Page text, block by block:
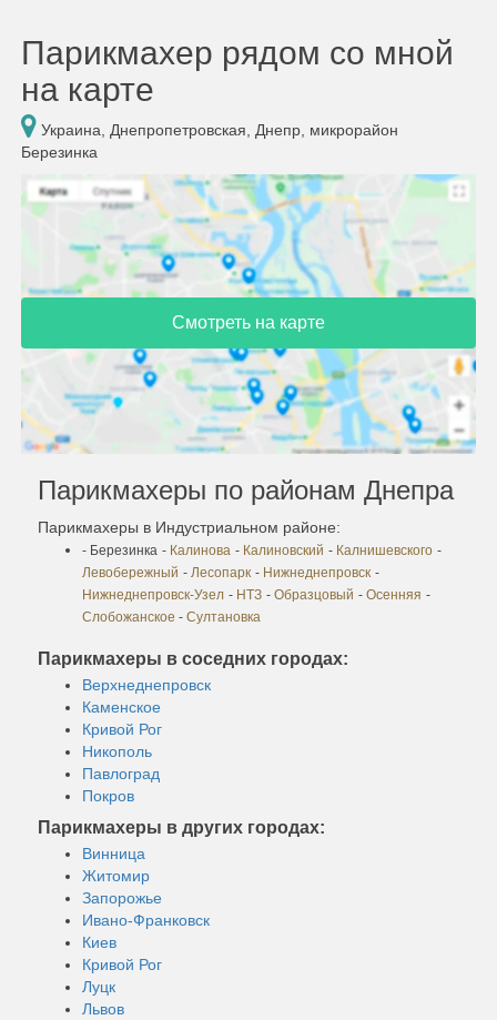
Парикмахер рядом со мной
на карте
Украина, Днепропетровская, Днепр, микрорайон
Березинка
Смотреть на карте
Парикмахеры по районам Днепра
Парикмахеры в Индустриальном районе:
- Березинка - Калинова - Калиновский - Калнишевского -
Левобережный - Лесопарк - Нижнеднепровск -
Нижнеднепровск-Узел - НТЗ - Образцовый - Осенняя -
Слобожанское - Султановка
Парикмахеры в соседних городах:
Верхнеднепровск
Каменское
Кривой Рог
Никополь
Павлоград
Покров
Парикмахеры в других городах:
Винница
Житомир
Запорожье
Ивано-Франковск
Киев
Кривой Рог
Луцк
Львов